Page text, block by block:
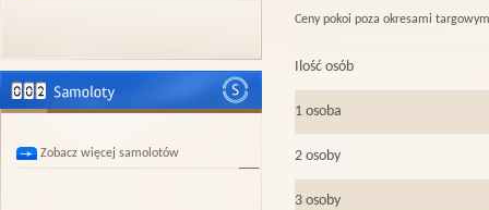
Zobacz więcej samolotów
Ceny pokoi poza okresami
Ilość osób
1 osoba
2 osoby
3 osoby